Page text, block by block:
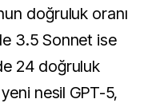
doğruluk oranı
3.5 Sonnet ise
24 doğruluk
nesil GPT-5,